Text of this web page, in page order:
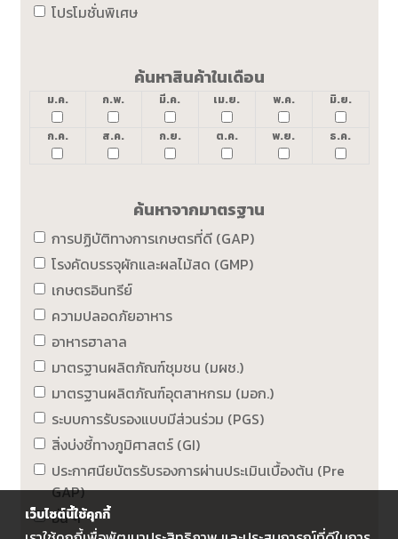
โปรโมชั่นพิเศษ
ค้นหาสินค้าในเดือน
ม.ค. ก.พ. มี.ค. เม.ย. พ.ค. มิ.ย.
ก.ค. ส.ค. ก.ย. ต.ค. พ.ย. ธ.ค.
ค้นหาจากมาตรฐาน
การปฏิบัติทางการเกษตรที่ดี (GAP)
โรงคัดบรรจุผักและผลไม้สด (GMP)
เกษตรอินทรีย์
ความปลอดภัยอาหาร
อาหารฮาลาล
มาตรฐานผลิตภัณฑ์ชุมชน (มผช.)
มาตรฐานผลิตภัณฑ์อุตสาหกรม (มอก.)
ระบบการรับรองแบบมีส่วนร่วม (PGS)
สิ่งบ่งชี้ทางภูมิศาสตร์ (GI)
ประกาศนียบัตรรับรองการผ่านประเมินเบื้องต้น (Pre
GAP)
อื่น ๆ
เว็บไซต์นี้ใช้คุกกี้